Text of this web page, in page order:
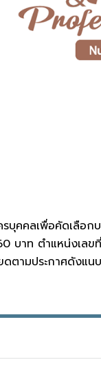
คคลเพื่อคัดเลือ
บาท ตำแหน่งเ
ตามประกาศดังแนบ